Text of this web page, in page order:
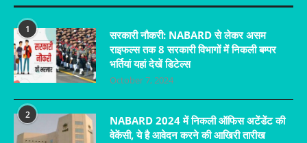
1
सरकारी नौकरी: NABARD से लेकर असम
राइफल्स तक 8 सरकारी विभागों में निकली बम्पर
भर्तियां यहां देखें डिटेल्स
October 7, 2024
2
NABARD 2024 में निकली ऑफिस अटेंडेंट की
वेकेंसी, ये है आवेदन करने की आखिरी तारीख